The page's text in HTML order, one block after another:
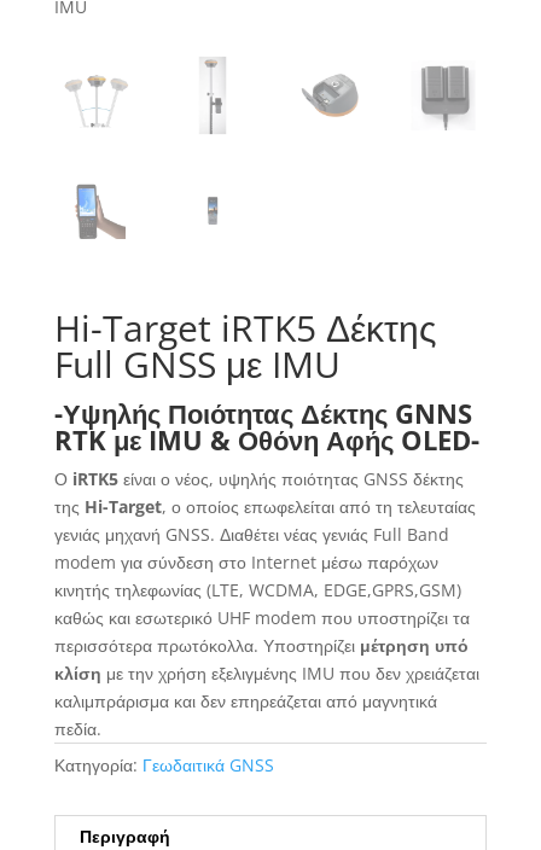
Hi-Target iRTK5 Δέκτης
Full GNSS με IMU
-Υψηλής Ποιότητας Δέκτης GNNS
RTK με IMU & Οθόνη Αφής OLED-
Ο iRTK5είναι ο νέος, υψηλής ποιότητας GNSS δέκτης
της Hi-Target, ο οποίος επωφελείται από τη τελευταίας
γενιάς μηχανή GNSS. Διαθέτει νέας γενιάς Full Band
modem για σύνδεση στο Internet μέσω παρόχων
κινητής τηλεφωνίας (LTE, WCDMA, EDGE,GPRS,GSM)
καθώς και εσωτερικό UHF modem που υποστηρίζει τα
περισσότερα πρωτόκολλα. Υποστηρίζει μέτρηση υπό
κλίση με την χρήση εξελιγμένης IMU που δεν χρειάζεται
καλιμπράρισμα και δεν επηρεάζεται από μαγνητικά
πεδία.
Κατηγορία: Γεωδαιτικά GNSS
Περιγραφή